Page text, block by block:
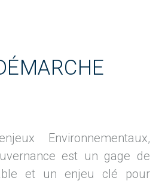
Environnementaux,
est un gage de
et un enjeu clé pour